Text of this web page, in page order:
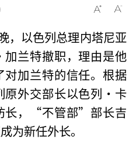
，以色列总理内塔尼亚
兰特撤职，理由是他
加兰特的信任。根据
原外交部长以色列·卡
长，“不管部”部长吉
为新任外长。